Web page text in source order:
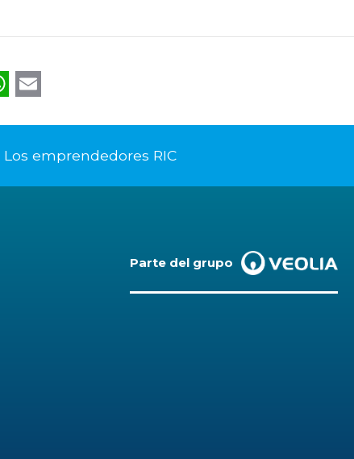
WhatsApp
Los emprendedores RIC
Parte del grupo